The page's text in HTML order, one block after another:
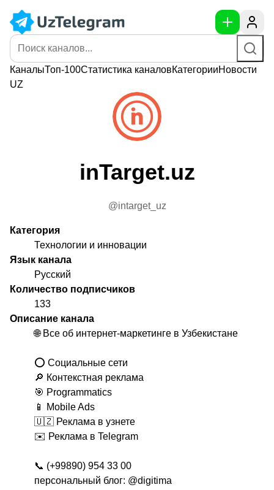
КаналыТоп-100Статистика каналовКатегорииНовости
UZ
inTarget.uz
@intarget_uz
Категория
Технологии и инновации
Язык канала
Русский
Количество подписчиков
133
Описание канала
🌐 Все об интернет-маркетинге в Узбекистане
⭕️ Социальные сети
🔎 Контекстная реклама
🎯 Programmatics
📱 Mobile Ads
🇺🇿 Реклама в узнете
✉️ Реклама в Telegram
📞 (+99890) 954 33 00
персональный блог: @digitima